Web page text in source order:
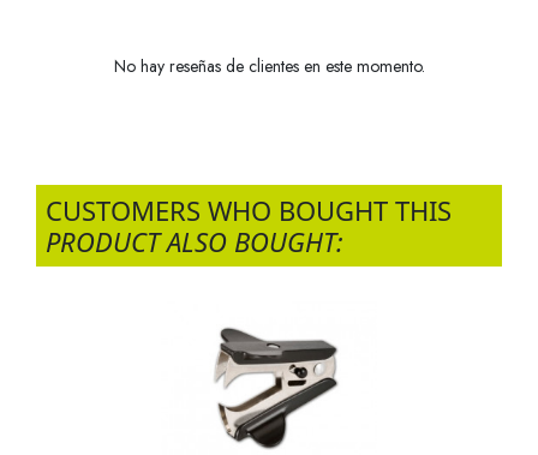
No hay reseñas de clientes en este momento.
CUSTOMERS WHO BOUGHT THIS
PRODUCT ALSO BOUGHT: